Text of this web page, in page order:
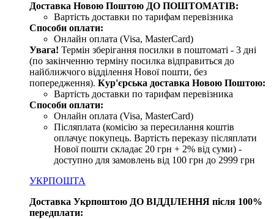
Доставка Новою Поштою ДО ПОШТОМАТІВ:
Вартість доставки по тарифам перевізника
Способи оплати:
Онлайн оплата (Visa, MasterCard)
Увага! Термін зберігання посилки в поштоматі - 3 дні
(по закінченню терміну посилка відправиться до
найближчого відділення Нової пошти, без
попередження). Кур'єрська доставка Новою Поштою:
Вартість доставки по тарифам перевізника
Способи оплати:
Онлайн оплата (Visa, MasterCard)
Післяплата (комісію за пересилання коштів
оплачує покупець. Вартість переказу післяплати
Нової пошти складає 20 грн + 2% від суми) -
доступно для замовлень від 100 грн до 2999 грн
УКРПОШТА
Доставка Укрпоштою ДО ВІДДІЛЕННЯ після 100%
передплати: